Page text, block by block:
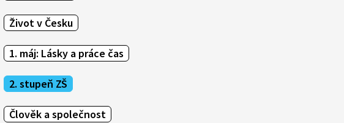
Život v Česku
1. máj: Lásky a práce čas
2. stupeň ZŠ
Člověk a společnost